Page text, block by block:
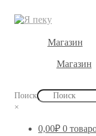
Магазин
Магазин
Поиск
×
0,00₽ 0